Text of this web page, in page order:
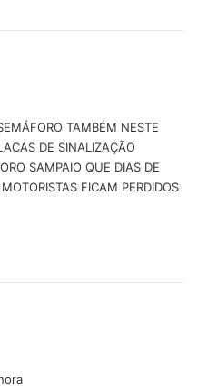
TAMBÉM NESTE
DE SINALIZAÇÃO
SAMPAIO QUE DIAS DE
FICAM PERDIDOS